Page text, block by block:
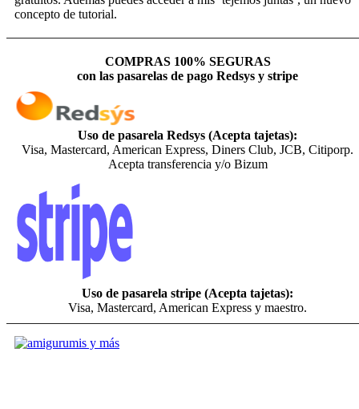
concepto de tutorial.
COMPRAS 100% SEGURAS
con las pasarelas de pago Redsys y stripe
Uso de pasarela Redsys (Acepta tajetas):
Visa, Mastercard, American Express, Diners Club, JCB, Citiporp.
Acepta transferencia y/o Bizum
Uso de pasarela stripe (Acepta tajetas):
Visa, Mastercard, American Express y maestro.